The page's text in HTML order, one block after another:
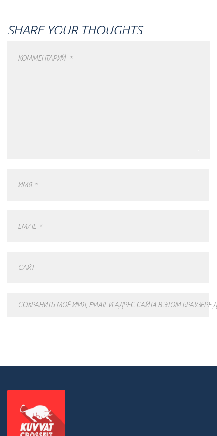
SHARE YOUR THOUGHTS
КОММЕНТАРИЙ *
ИМЯ *
EMAIL *
САЙТ
СОХРАНИТЬ МОЁ ИМЯ, EMAIL И АДРЕС САЙТА В ЭТОМ